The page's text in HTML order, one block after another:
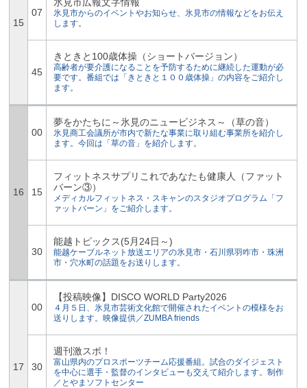
15
07
氷見市からのイベントやお知らせ、氷見市の情報などをお伝え
します。
45
きときと100歳体操（ショートバージョン）
高齢者が要介護になることを予防するために継続した運動が必
要です。番組では「きときと１００歳体操」の内容をご紹介し
ます。
16
00
夢をかたちに～氷見のニュービジネス～（草の音）
氷見商工会議所が市内で新たな事業に取り組む事業所を紹介し
ます。今回は「草の音」を紹介します。
15
フィットネスサプリこれであなたも健康人（ファット
バーン③）
メディカルフィットネス・スキャンのスタジオプログラム「フ
ァットバーン」をご紹介します。
30
能越トピックス(5月24日～)
能越ケーブルネット放送エリアの氷見市・石川県羽咋市・珠洲
市・穴水町の話題をお送りします。
17
00
【投稿映像】DISCO WORLD Party2026
４月５日、氷見市芸術文化館で開催されたイベントの模様をお
送りします。映像提供／ZUMBA friends
30
週刊激スポ！
富山県内のプロスポーツチーム応援番組。試合のダイジェスト
を中心に選手・監督のインタビューも交えて紹介します。制作
／とやまソフトセンター